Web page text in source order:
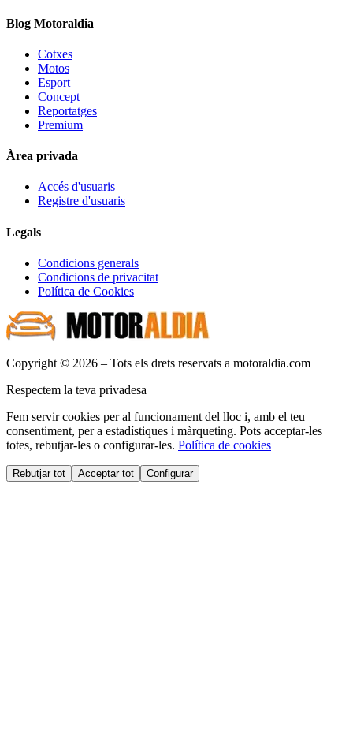
Blog Motoraldia
Cotxes
Motos
Esport
Concept
Reportatges
Premium
Àrea privada
Accés d'usuaris
Registre d'usuaris
Legals
Condicions generals
Condicions de privacitat
Política de Cookies
Copyright © 2026 – Tots els drets reservats a motoraldia.com
Respectem la teva privadesa
Fem servir cookies per al funcionament del lloc i, amb el teu
consentiment, per a estadístiques i màrqueting. Pots acceptar-les
totes, rebutjar-les o configurar-les. Política de cookies
Rebutjar tot Acceptar tot Configurar